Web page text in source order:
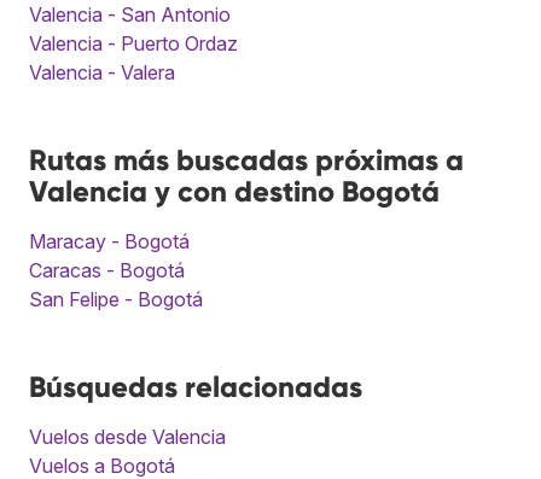
Valencia - San Antonio
Valencia - Puerto Ordaz
Valencia - Valera
Rutas más buscadas próximas a
Valencia y con destino Bogotá
Maracay - Bogotá
Caracas - Bogotá
San Felipe - Bogotá
Búsquedas relacionadas
Vuelos desde Valencia
Vuelos a Bogotá